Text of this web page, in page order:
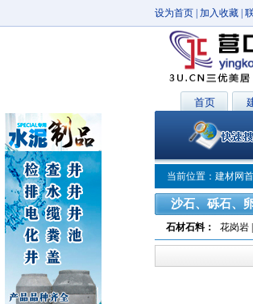
设为首页 加入收藏
首页
当前位置： 建材网
沙石、砾石、
石材石料 ： 花岗岩